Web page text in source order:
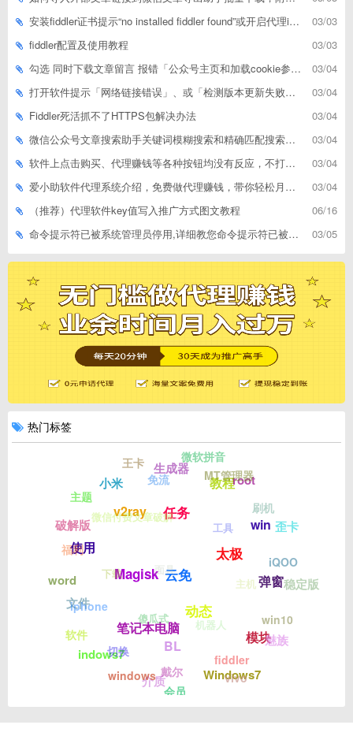
03/03
安装fiddler证书提示“no installed fiddler found”或开启代理ip失败
03/03
fiddler配置及使用教程
03/04
勾选 同时下载文章留言 报错「公众号主页和加载cookie参数不能为空」
03/04
打开软件提示「网络链接错误」、或「检测版本更新失败」等网络问题解决方案
03/04
Fiddler死活抓不了HTTPS包解决办法
03/04
微信公众号文章搜索助手关键词模糊搜索和精确匹配搜索的区别
03/04
软件上点击购买、代理赚钱等各种按钮均没有反应，不打开相应网址怎么解决
03/04
爱小助软件代理系统介绍，免费做代理赚钱，带你轻松月收入过万
06/16
（推荐）代理软件key值写入推广方式图文教程
03/05
命令提示符已被系统管理员停用,详细教您命令提示符已被系统管理员停用怎么办
热门标签
云免
Magisk
笔记本电脑
BL
动态
太极
任务
v2ray
使用
文件
indows7
介质
Windows7
模块
弹窗
win
教程
生成器
小米
破解版
word
软件
windows
会员
vivo
魅族
稳定版
歪卡
root
微软拼音
王卡
主题
福利
iphone
切换
戴尔
fiddler
win10
iQOO
刷机
MT管理器
免流
微信付费文章破解
下载
傻瓜式 机器人
主机
工具
win7
面具